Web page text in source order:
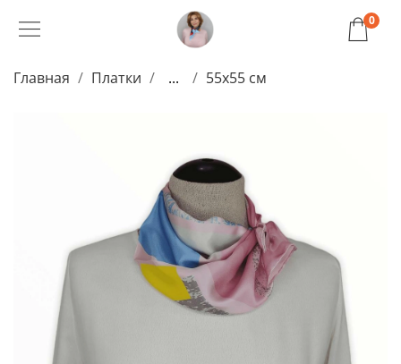
0
Главная Платки ... 55x55 см